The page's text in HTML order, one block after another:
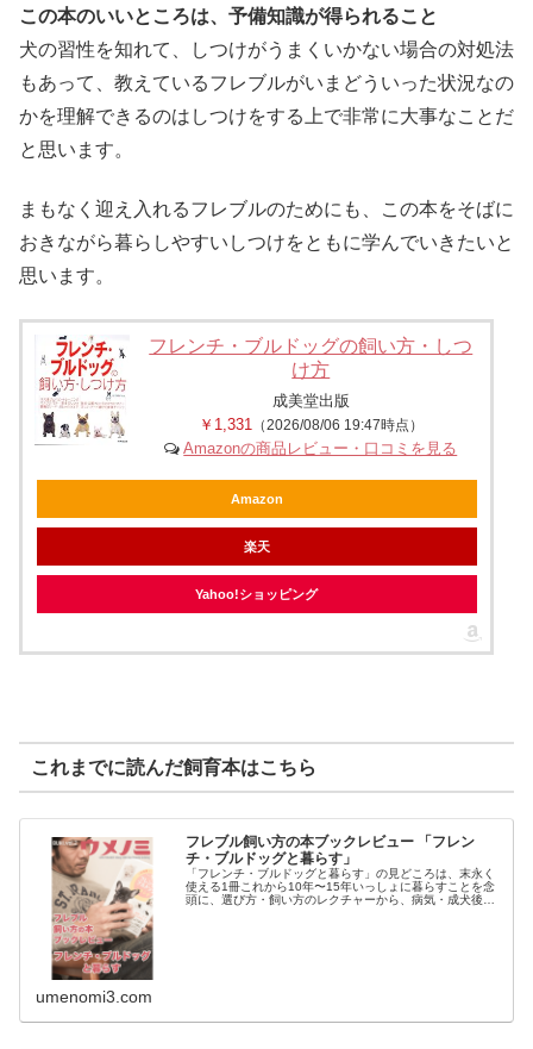
この本のいいところは、予備知識が得られること
犬の習性を知れて、しつけがうまくいかない場合の対処法
もあって、教えているフレブルがいまどういった状況なの
かを理解できるのはしつけをする上で非常に大事なことだ
と思います。
まもなく迎え入れるフレブルのためにも、この本をそばに
おきながら暮らしやすいしつけをともに学んでいきたいと
思います。
フレンチ・ブルドッグの飼い方・しつ
け方
成美堂出版
￥1,331（2026/08/06 19:47時点）
Amazonの商品レビュー・口コミを見る
Amazon
楽天
Yahoo!ショッピング
これまでに読んだ飼育本はこちら
フレブル飼い方の本ブックレビュー 「フレン
チ・ブルドッグと暮らす」
「フレンチ・ブルドッグと暮らす」の見どころは、末永く
使える1冊これから10年〜15年いっしょに暮らすことを念
頭に、選び方・飼い方のレクチャーから、病気・成犬後の
umenomi3.com